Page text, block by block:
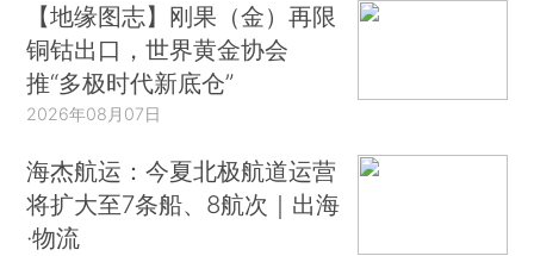
【地缘图志】刚果（金）再限
铜钴出口，世界黄金协会
推“多极时代新底仓”
2026年08月07日
海杰航运：今夏北极航道运营
将扩大至7条船、8航次｜出海
·物流